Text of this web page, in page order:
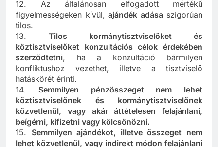
12. Az általánosan elfogadott mértékű
figyelmességeken kívül, ajándék adása szigorúan
tilos.
13. Tilos kormánytisztviselőket és
köztisztviselőket konzultációs célok érdekében
szerződtetni, ha a konzultáció bármilyen
konfliktushoz vezethet, illetve a tisztviselő
hatáskörét érinti.
14. Semmilyen pénzösszeget nem lehet
köztisztviselőnek és kormánytisztviselőnek
közvetlenül, vagy akár áttételesen felajánlani,
beígérni, kifizetni vagy kölcsönözni.
15. Semmilyen ajándékot, illetve összeget nem
lehet közvetlenül, vagy indirekt módon felajánlani